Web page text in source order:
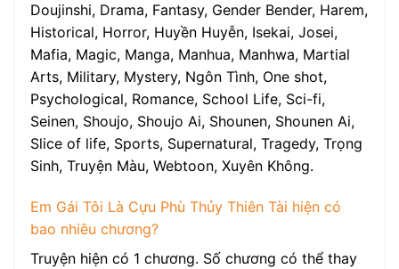
Doujinshi, Drama, Fantasy, Gender Bender, Harem,
Historical, Horror, Huyền Huyễn, Isekai, Josei,
Mafia, Magic, Manga, Manhua, Manhwa, Martial
Arts, Military, Mystery, Ngôn Tình, One shot,
Psychological, Romance, School Life, Sci-fi,
Seinen, Shoujo, Shoujo Ai, Shounen, Shounen Ai,
Slice of life, Sports, Supernatural, Tragedy, Trọng
Sinh, Truyện Màu, Webtoon, Xuyên Không.
Em Gái Tôi Là Cựu Phù Thủy Thiên Tài hiện có
bao nhiêu chương?
Truyện hiện có 1 chương. Số chương có thể thay